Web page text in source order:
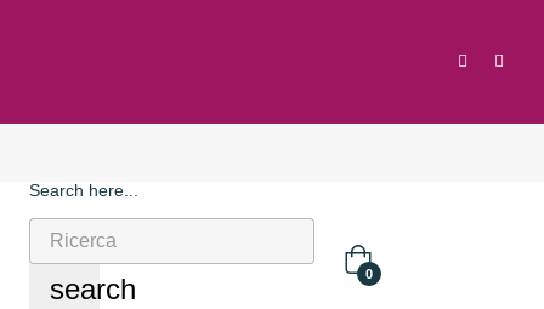
Search here...
search 0